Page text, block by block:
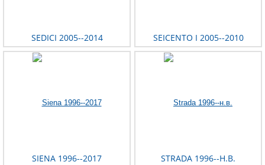
SEDICI 2005--2014 SEICENTO I 2005--2010
SIENA 1996--2017 STRADA 1996--Н.В.